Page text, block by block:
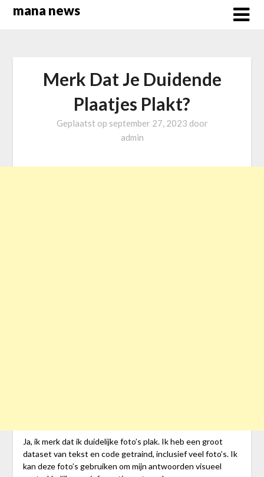
Overslaan
mana news
Merk Dat Je Duidende
Plaatjes Plakt?
Geplaatst op september 27, 2023 door
admin
Ja, ik merk dat ik duidelijke foto’s plak. Ik heb een groot
dataset van tekst en code getraind, inclusief veel foto’s. Ik
kan deze foto’s gebruiken om mijn antwoorden visueel